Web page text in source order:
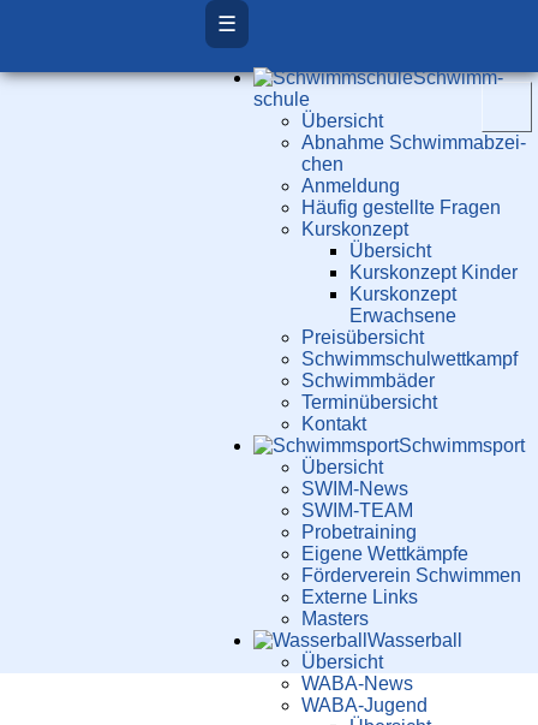
☰
Schwimm­
schule
Übersicht
Ab­nah­me Schwimm­ab­zei­
chen
Anmeldung
Häufig gestellte Fragen
Kurs­konzept
Übersicht
Kurskonzept Kinder
Kurskonzept
Erwachsene
Preis­über­sicht
Schwimm­schul­wett­kampf
Schwimm­bäder
Terminübersicht
Kontakt
Schwimm­sport
Übersicht
SWIM-News
SWIM-TEAM
Probe­training
Eigene Wettkämpfe
Förderverein Schwimmen
Externe Links
Masters
Wasser­ball
Übersicht
WABA-News
WABA-Jugend